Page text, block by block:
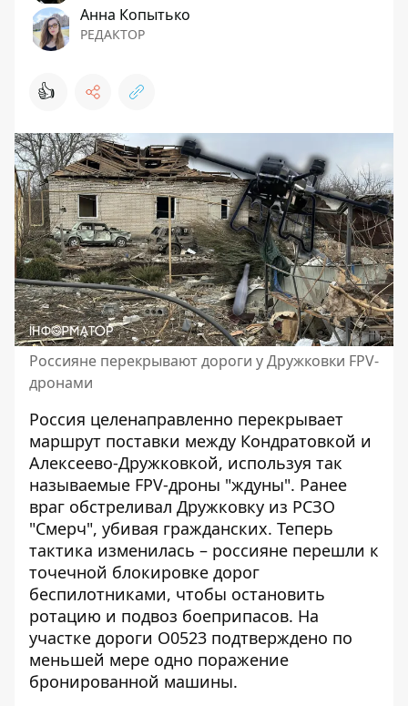
Анна Копытько
РЕДАКТОР
👍
Россияне перекрывают дороги у Дружковки FPV-
дронами
Россия целенаправленно перекрывает
маршрут поставки между Кондратовкой и
Алексеево-Дружковкой, используя так
называемые FPV-дроны "ждуны". Ранее
враг обстреливал Дружковку из РСЗО
"Смерч", убивая гражданских. Теперь
тактика изменилась – россияне перешли к
точечной блокировке дорог
беспилотниками, чтобы остановить
ротацию и подвоз боеприпасов. На
участке дороги О0523 подтверждено по
меньшей мере одно поражение
бронированной машины.